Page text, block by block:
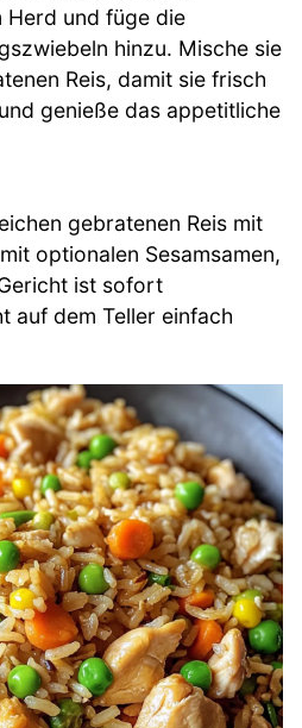
Herd und füge die
hinzu. Mische sie
Reis, damit sie frisch
genieße das appetitliche
gebratenen Reis mit
optionalen Sesamsamen,
ist sofort
auf dem Teller einfach